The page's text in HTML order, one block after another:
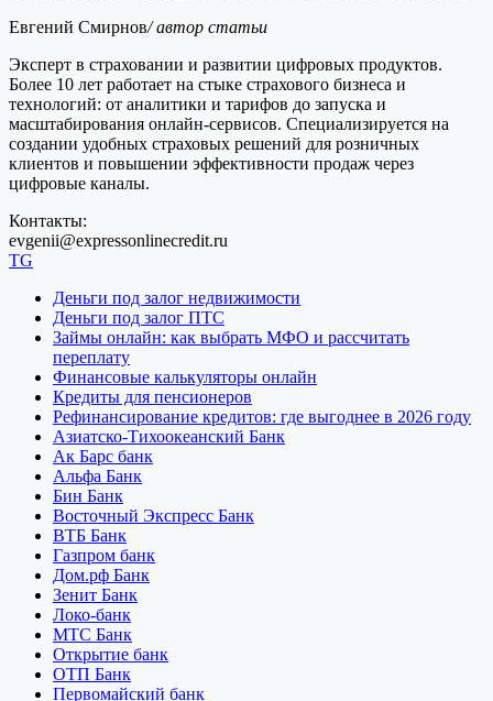
Евгений Смирнов/ автор статьи
Эксперт в страховании и развитии цифровых продуктов.
Более 10 лет работает на стыке страхового бизнеса и
технологий: от аналитики и тарифов до запуска и
масштабирования онлайн-сервисов. Специализируется на
создании удобных страховых решений для розничных
клиентов и повышении эффективности продаж через
цифровые каналы.
Контакты:
evgenii@expressonlinecredit.ru
TG
Деньги под залог недвижимости
Деньги под залог ПТС
Займы онлайн: как выбрать МФО и рассчитать
переплату
Финансовые калькуляторы онлайн
Кредиты для пенсионеров
Рефинансирование кредитов: где выгоднее в 2026 году
Азиатско-Тихоокеанский Банк
Ак Барс банк
Альфа Банк
Бин Банк
Восточный Экспресс Банк
ВТБ Банк
Газпром банк
Дом.рф Банк
Зенит Банк
Локо-банк
МТС Банк
Открытие банк
ОТП Банк
Первомайский банк